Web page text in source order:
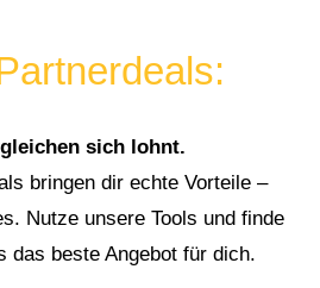
sich lohnt.
bringen dir echte Vorteile –
Nutze unsere Tools und finde
das beste Angebot für dich.